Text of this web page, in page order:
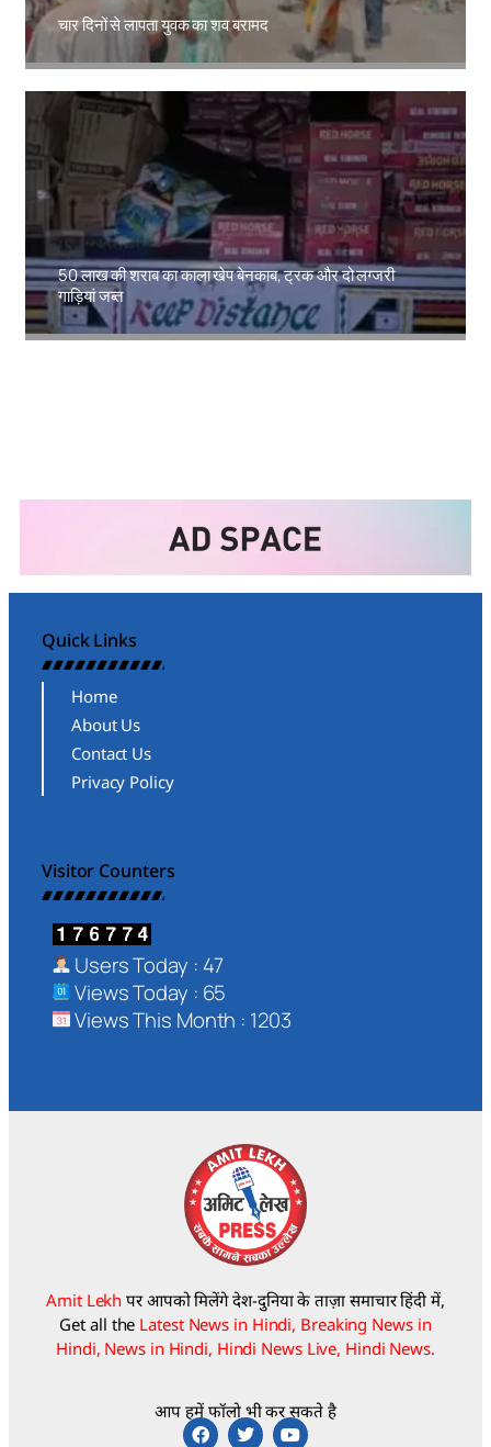
चार दिनों से लापता युवक का शव बरामद
50 लाख की शराब का काला खेप बेनकाब, ट्रक और दो लग्जरी
गाड़ियां जब्त
Amit Lekh
Quick Links
Home
About Us
Contact Us
Privacy Policy
Visitor Counters
Users Today : 47
Views Today : 65
Views This Month : 1203
Amit Lekh पर आपको मिलेंगे देश-दुनिया के ताज़ा समाचार हिंदी में,
Get all the Latest News in Hindi, Breaking News in
Hindi, News in Hindi, Hindi News Live, Hindi News.
आप हमें फॉलो भी कर सकते है